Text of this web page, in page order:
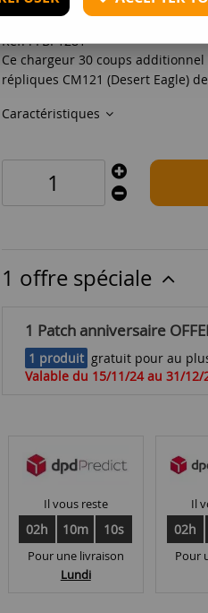
Réf. :FBP1281
Ce chargeur 30 coups
répliques CM121 (Desert Eagle)
Caractéristiques
1 offre spéciale
1 Patch anniversaire
1 produit gratuit pour au
Valable du 15/11/24 au 31/12/
Il vous reste
02h 10m 10s
Pour une livraison
Lundi
Il
02h
Pour